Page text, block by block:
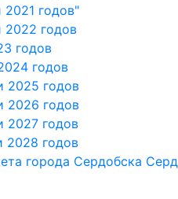
годов"
2022 годов
годов
годов
2025 годов
2026 годов
2027 годов
2028 годов
города Сердобска